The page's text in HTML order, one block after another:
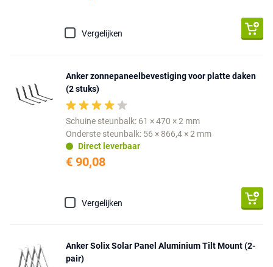
Vergelijken
Anker zonnepaneelbevestiging voor platte daken
(2 stuks)
Schuine steunbalk: 61 × 470 × 2 mm
Onderste steunbalk: 56 × 866,4 × 2 mm
Direct leverbaar
€ 90,08
Vergelijken
Anker Solix Solar Panel Aluminium Tilt Mount (2-
pair)